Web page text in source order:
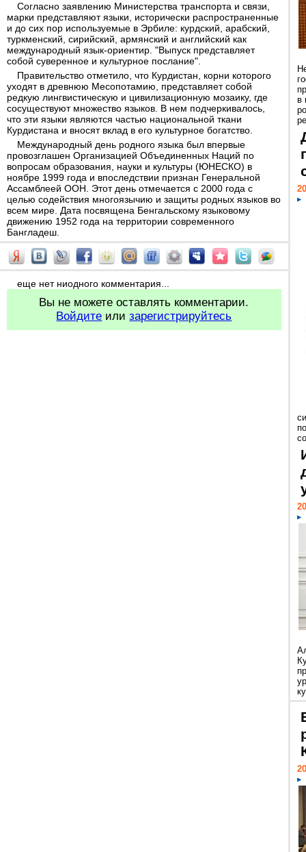
Согласно заявлению Министерства транспорта и связи,
марки представляют языки, исторически распространенные
и до сих пор используемые в Эрбиле: курдский, арабский,
туркменский, сирийский, армянский и английский как
международный язык-ориентир. "Выпуск представляет
собой суверенное и культурное послание".
Правительство отметило, что Курдистан, корни которого
уходят в древнюю Месопотамию, представляет собой
редкую лингвистическую и цивилизационную мозаику, где
сосуществуют множество языков. В нем подчеркивалось,
что эти языки являются частью национальной ткани
Курдистана и вносят вклад в его культурное богатство.
Международный день родного языка был впервые
провозглашен Организацией Объединенных Наций по
вопросам образования, науки и культуры (ЮНЕСКО) в
ноябре 1999 года и впоследствии признан Генеральной
Ассамблеей ООН. Этот день отмечается с 2000 года с
целью содействия многоязычию и защиты родных языков во
всем мире. Дата посвящена Бенгальскому языковому
движению 1952 года на территории современного
Бангладеш.
еще нет ниодного комментария...
Вы не можете оставлять комментарии.
Войдите илизарегистрируйтесь
в